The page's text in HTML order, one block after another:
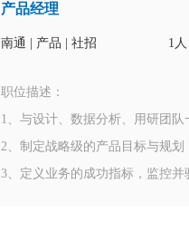
产品经理
南通 | 产品 | 社招 1人
职位描述：
1、与设计、数据分析、用研团
2、制定战略级的产品目标与规
3、定义业务的成功指标，监控并